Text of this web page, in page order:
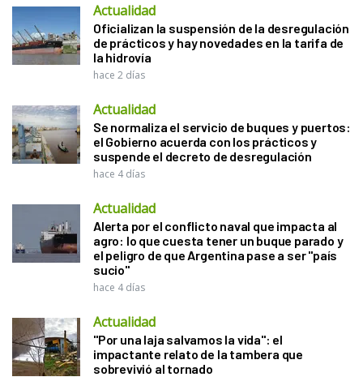
Actualidad
Oficializan la suspensión de la desregulación
de prácticos y hay novedades en la tarifa de
la hidrovía
hace 2 días
Actualidad
Se normaliza el servicio de buques y puertos:
el Gobierno acuerda con los prácticos y
suspende el decreto de desregulación
hace 4 días
Actualidad
Alerta por el conflicto naval que impacta al
agro: lo que cuesta tener un buque parado y
el peligro de que Argentina pase a ser "país
sucio"
hace 4 días
Actualidad
"Por una laja salvamos la vida": el
impactante relato de la tambera que
sobrevivió al tornado